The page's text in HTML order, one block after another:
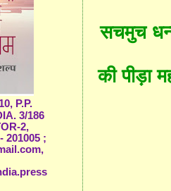
सचमुच
की पीड़ा
P.P.
3/186
2,
201005 ;